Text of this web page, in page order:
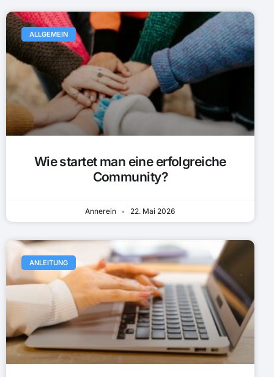
ALLGEMEIN
Wie startet man eine erfolgreiche
Community?
Annerein 22. Mai 2026
ANLEITUNG